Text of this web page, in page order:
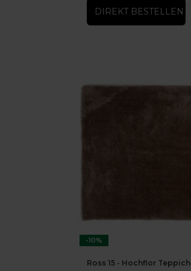
DIREKT BESTELLEN
-10%
Ross 15 - Hochflor Teppich